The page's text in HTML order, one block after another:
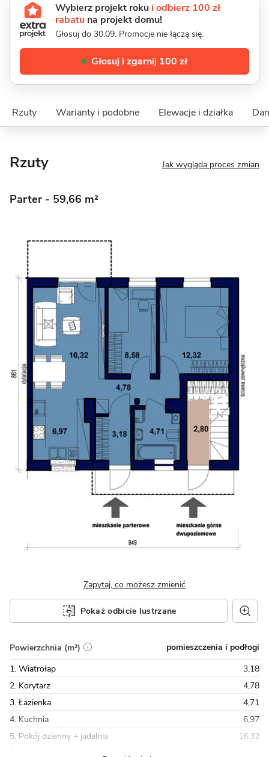
Wybierz projekt roku i odbierz 100 zł
rabatu na projekt domu!
Głosuj do 30.09. Promocje nie łączą się.
Głosuj i zgarnij 100 zł
Rzuty Warianty i podobne Elewacje i działka
Rzuty Jak wygląda proces zmian
Parter - 59,66 m²
Zapytaj, co możesz zmienić
Pokaż odbicie lustrzane
Powierzchnia (m²)
pomieszczenia i podłogi
1. Wiatrołap
3,18
2. Korytarz
4,78
3. Łazienka
4,71
4. Kuchnia
6,97
5. Pokój dzienny + jadalnia
16,32